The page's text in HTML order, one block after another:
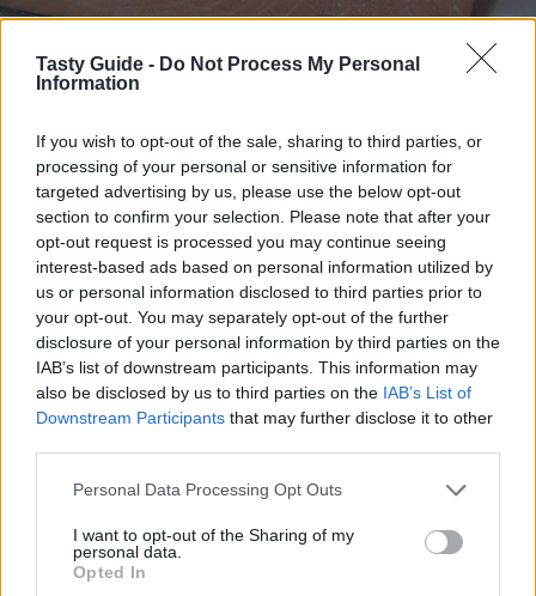
Tasty Guide - Do Not Process My Personal
Information
If you wish to opt-out of the sale, sharing to third parties, or
processing of your personal or sensitive information for
targeted advertising by us, please use the below opt-out
section to confirm your selection. Please note that after your
opt-out request is processed you may continue seeing
interest-based ads based on personal information utilized by
us or personal information disclosed to third parties prior to
your opt-out. You may separately opt-out of the further
disclosure of your personal information by third parties on the
IAB’s list of downstream participants. This information may
also be disclosed by us to third parties on the IAB’s List of
Downstream Participants that may further disclose it to other
Please note that this website/app uses one or more Google
not limited to your visit or usage behaviour. You may click to
grant or deny consent to Google and its third-party tags to
use your data for below specified purposes in below Google
Personal Data Processing Opt Outs
I want to opt-out of the Sharing of my
personal data.
Opted In